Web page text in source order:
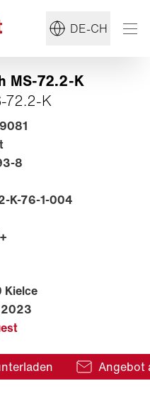
DE-CH
MS-72.2-K
72.2-K
8
K-76-1-004
Angebot